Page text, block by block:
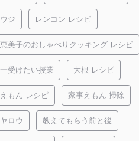
ジ レンコン レシピ
恵美子のおしゃべりクッキング レシピ
受けたい授業 大根 レシピ
もん レシピ 家事えもん 掃除
ロウ 教えてもらう前と後